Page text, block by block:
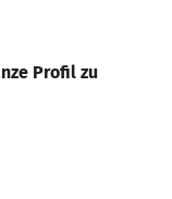
Profil zu